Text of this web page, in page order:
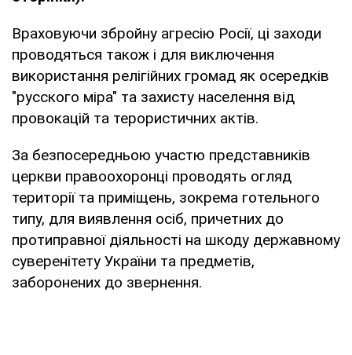
Враховуючи збройну агресію Росії, ці заходи
проводяться також і для виключення
використання релігійних громад як осередків
"русского міра" та захисту населення від
провокацій та терористичних актів.
За безпосередньою участю представників
церкви правоохоронці проводять огляд
території та приміщень, зокрема готельного
типу, для виявлення осіб, причетних до
протиправної діяльності на шкоду державному
суверенітету України та предметів,
заборонених до звернення.